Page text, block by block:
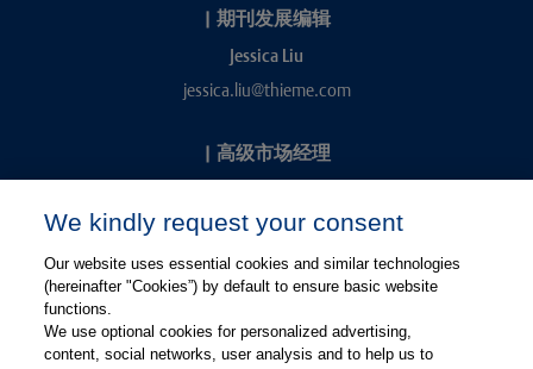
| 期刊发展编辑
Jessica Liu
jessica.liu@thieme.com
| 高级市场经理
kevin.chang@thieme.com
We kindly request your consent
Our website uses essential cookies and similar technologies
(hereinafter "Cookies”) by default to ensure basic website
functions.
We use optional cookies for personalized advertising,
content, social networks, user analysis and to help us to